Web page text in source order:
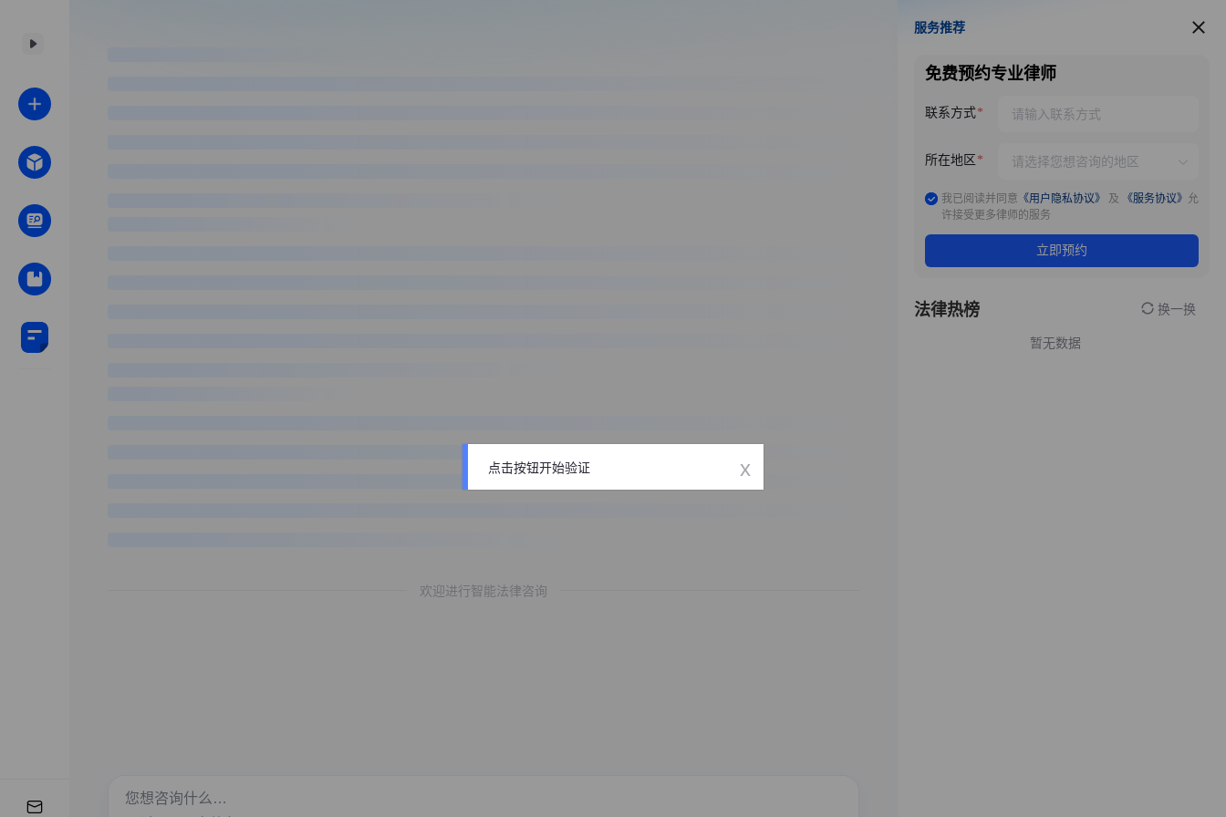
欢迎进行智能法律咨询
服务推荐
服务推荐
免费预约专业律师
联系方式
所在地区
我已阅读并同意 《用户隐私协议》 及 《服务协议》 允
许接受更多律师的服务
立即预约
法律热榜 换一换
暂无数据
点击按钮开始验证 x